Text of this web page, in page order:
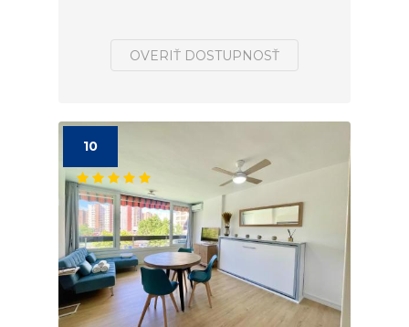
OVERIŤ DOSTUPNOSŤ
10